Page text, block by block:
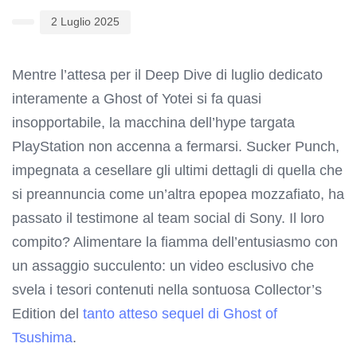
2 Luglio 2025
Mentre l’attesa per il Deep Dive di luglio dedicato
interamente a Ghost of Yotei si fa quasi
insopportabile, la macchina dell’hype targata
PlayStation non accenna a fermarsi. Sucker Punch,
impegnata a cesellare gli ultimi dettagli di quella che
si preannuncia come un’altra epopea mozzafiato, ha
passato il testimone al team social di Sony. Il loro
compito? Alimentare la fiamma dell’entusiasmo con
un assaggio succulento: un video esclusivo che
svela i tesori contenuti nella sontuosa Collector’s
Edition del tanto atteso sequel di Ghost of
Tsushima.